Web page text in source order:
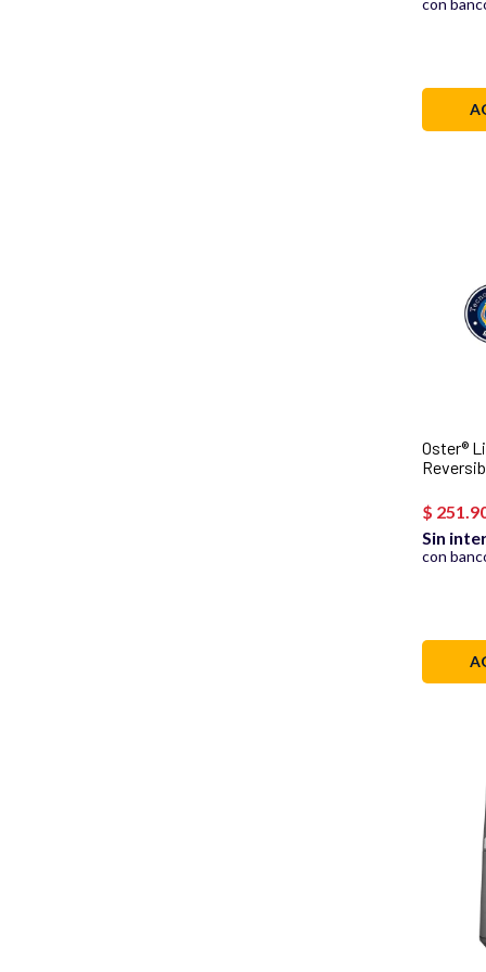
con
Oster®
$ 251.
Sin
con